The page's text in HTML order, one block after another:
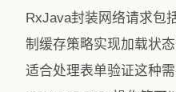
RxJava封装网络请求包
制缓存策略实现加载状
适合处理表单验证这种